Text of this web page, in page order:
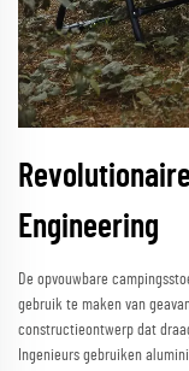
Engineering
De opvouwbare
gebruik te maken van
constructieontwerp dat
Ingenieurs gebruiken